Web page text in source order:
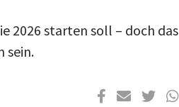
2026 starten soll – doch das
sein.